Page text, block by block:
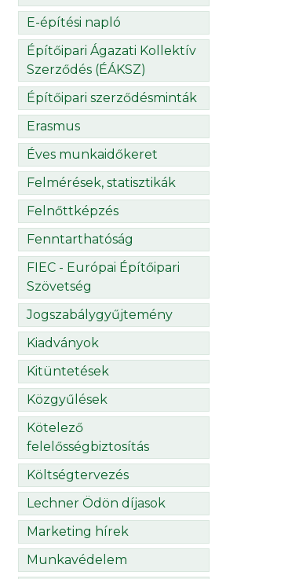
E-építési napló
Építőipari Ágazati Kollektív
Szerződés (ÉÁKSZ)
Építőipari szerződésminták
Erasmus
Éves munkaidőkeret
Felmérések, statisztikák
Felnőttképzés
Fenntarthatóság
FIEC - Európai Építőipari
Szövetség
Jogszabálygyűjtemény
Kiadványok
Kitüntetések
Közgyűlések
Kötelező
felelősségbiztosítás
Költségtervezés
Lechner Ödön díjasok
Marketing hírek
Munkavédelem